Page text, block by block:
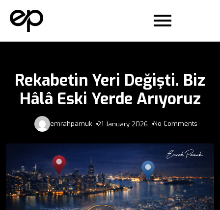
Rekabetin Yeri Değişti. Biz
Hâlâ Eski Yerde Arıyoruz
emrahpamuk 21 January 2026 No Comments